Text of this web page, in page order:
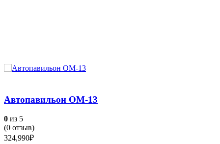
Автопавильон ОМ-13
0 из 5
(0 отзыв)
324,990₽